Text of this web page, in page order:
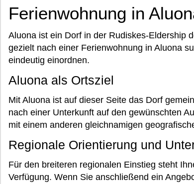
Ferienwohnung in
Aluona ist ein Dorf in der Rudiskes-Eldership
gezielt nach einer Ferienwohnung in Aluona
eindeutig einordnen.
Aluona als Ortsziel
Mit Aluona ist auf dieser Seite das Dorf
nach einer Unterkunft auf den gewünschten
mit einem anderen gleichnamigen
Regionale Orientierung und
Für den breiteren regionalen Einstieg steht
Verfügung. Wenn Sie anschließend ein